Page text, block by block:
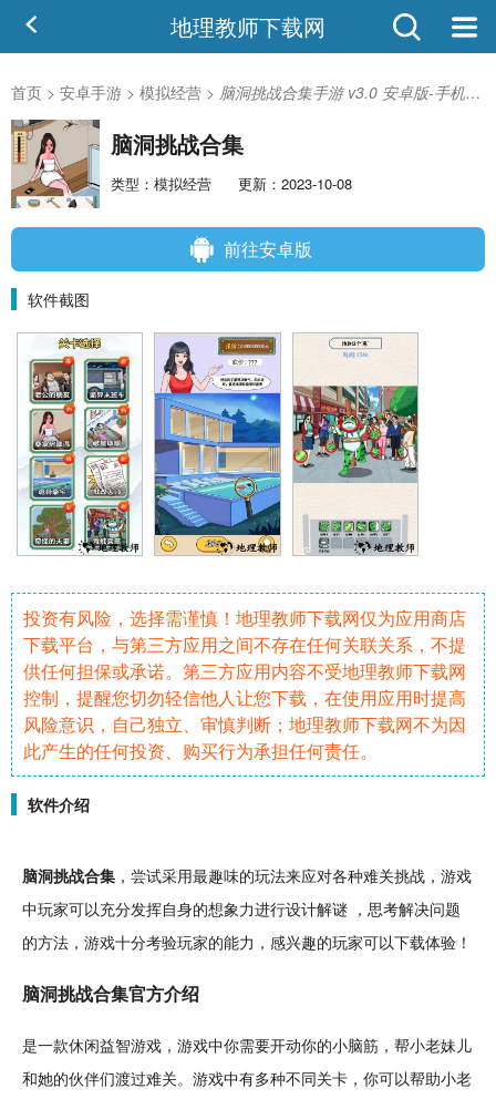
地理教师下载网
首页 > 安卓手游 > 模拟经营 > 脑洞挑战合集手游 v3.0 安卓版-手机版下载
脑洞挑战合集
类型：模拟经营 更新：2023-10-08
前往安卓版
软件截图
投资有风险，选择需谨慎！地理教师下载网仅为应用商店
下载平台，与第三方应用之间不存在任何关联关系，不提
供任何担保或承诺。第三方应用内容不受地理教师下载网
控制，提醒您切勿轻信他人让您下载，在使用应用时提高
风险意识，自己独立、审慎判断；地理教师下载网不为因
此产生的任何投资、购买行为承担任何责任。
软件介绍
脑洞挑战合集 ，尝试采用最趣味的玩法来应对各种难关挑战，游戏
中玩家可以充分发挥自身的想象力进行设计解谜 ，思考解决问题
的方法，游戏十分考验玩家的能力，感兴趣的玩家可以下载体验！
脑洞挑战合集官方介绍
是一款休闲益智游戏，游戏中你需要开动你的小脑筋，帮小老妹儿
和她的伙伴们渡过难关。游戏中有多种不同关卡 ，你可以帮助小老